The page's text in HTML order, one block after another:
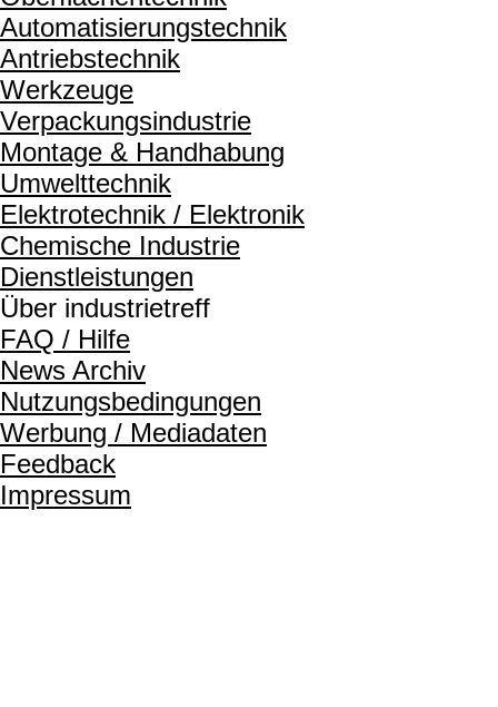
Automatisierungstechnik
Antriebstechnik
Werkzeuge
Verpackungsindustrie
Montage & Handhabung
Umwelttechnik
Elektrotechnik / Elektronik
Chemische Industrie
Dienstleistungen
Über industrietreff
FAQ / Hilfe
News Archiv
Nutzungsbedingungen
Werbung / Mediadaten
Feedback
Impressum